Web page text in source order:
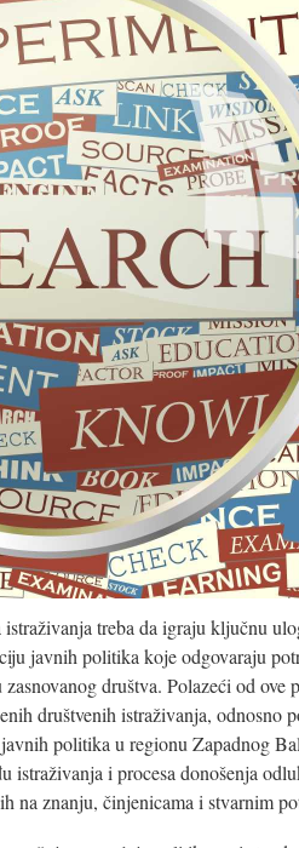
istraživanja treba da igraju ključnu
javnih politika koje odgovaraju
društva. Polazeći od ove
društvenih istraživanja, odnosno
politika u regionu Zapadnog
istraživanja i procesa donošenja
znanju, činjenicama i stvarnim